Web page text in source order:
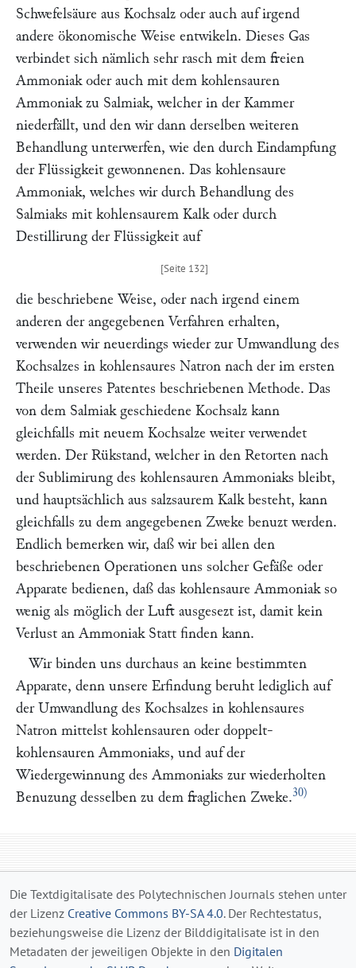
Schwefelsäure aus Kochsalz oder auch auf irgend
andere ökonomische Weise entwikeln. Dieses Gas
verbindet sich nämlich sehr rasch mit dem freien
Ammoniak oder auch mit dem kohlensauren
Ammoniak zu Salmiak, welcher in der Kammer
niederfällt, und den wir dann derselben weiteren
Behandlung unterwerfen, wie den durch Eindampfung
der Flüssigkeit gewonnenen. Das kohlensaure
Ammoniak, welches wir durch Behandlung des
Salmiaks mit kohlensaurem Kalk oder durch
Destillirung der Flüssigkeit auf
die beschriebene Weise, oder nach irgend einem
anderen der angegebenen Verfahren erhalten,
verwenden wir neuerdings wieder zur Umwandlung des
Kochsalzes in kohlensaures Natron nach der im ersten
Theile unseres Patentes beschriebenen Methode. Das
von dem Salmiak geschiedene Kochsalz kann
gleichfalls mit neuem Kochsalze weiter verwendet
werden. Der Rükstand, welcher in den Retorten nach
der Sublimirung des kohlensauren Ammoniaks bleibt,
und hauptsächlich aus salzsaurem Kalk besteht, kann
gleichfalls zu dem angegebenen Zweke benuzt werden.
Endlich bemerken wir, daß wir bei allen den
beschriebenen Operationen uns solcher Gefäße oder
Apparate bedienen, daß das kohlensaure Ammoniak so
wenig als möglich der Luft ausgesezt ist, damit kein
Verlust an Ammoniak Statt finden kann.
Wir binden uns durchaus an keine bestimmten
Apparate, denn unsere Erfindung beruht lediglich auf
der Umwandlung des Kochsalzes in kohlensaures
Natron mittelst kohlensauren oder doppelt-
kohlensauren Ammoniaks, und auf der
Wiedergewinnung des Ammoniaks zur wiederholten
Benuzung desselben zu dem fraglichen Zweke.30)
Die Textdigitalisate des Polytechnischen Journals stehen unter
der Lizenz Creative Commons BY-SA 4.0. Der Rechtestatus,
beziehungsweise die Lizenz der Bilddigitalisate ist in den
Metadaten der jeweiligen Objekte in den Digitalen